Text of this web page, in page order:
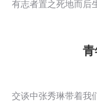
有志者置之死地而后
交谈中张秀琳带着我